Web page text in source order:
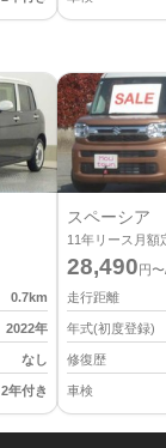
0.7km
2022年
なし
2年付き
スペーシア
11年リース月額
28,490円
走行距離
年式(初度登録)
修復歴
車検